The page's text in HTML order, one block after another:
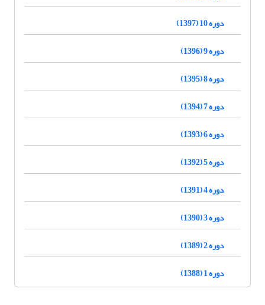
دوره 10 (1397)
دوره 9 (1396)
دوره 8 (1395)
دوره 7 (1394)
دوره 6 (1393)
دوره 5 (1392)
دوره 4 (1391)
دوره 3 (1390)
دوره 2 (1389)
دوره 1 (1388)